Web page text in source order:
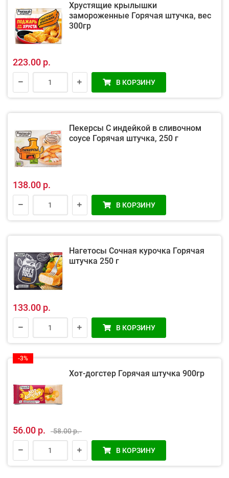
Хрустящие крылышки
замороженные Горячая штучка, вес
300гр
223.00 р.
В КОРЗИНУ
Пекерсы С индейкой в сливочном
соусе Горячая штучка, 250 г
138.00 р.
В КОРЗИНУ
Нагетосы Сочная курочка Горячая
штучка 250 г
133.00 р.
В КОРЗИНУ
-3%
Хот-догстер Горячая штучка 900гр
56.00 р. 58.00 р.
В КОРЗИНУ